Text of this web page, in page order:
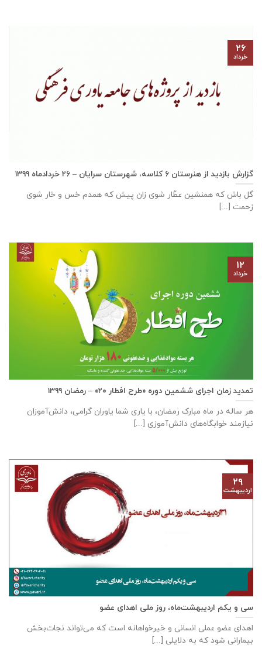
گزارش بازديد از هنرستان ٦ كلاسه، شهرستان سرايان – ۲۶ خرداد‌ماه ۱۳۹۹
گل باش که همنشین عطّار شوی زان پیش که همدم خس و خار شوی
زحمت [...]
۲۶
خرداد
تمدید زمان اجرای ششمین دوره «طرح افطار ۲۰» – رمضان ۱۳۹۹
هر ساله در ماه مبارک رمضان، با یاری شما یاوران گرامی، دانش‌آموزان
نیازمند خوابگاه‌های دانش‌آموزی [...]
۱۲
خرداد
سی و یکم اردیبهشت‌ماه، روز ملی اهدای عضو
اهدای عضو عملی انسانی و خیرخواهانه است که می‌تواند نجات‌بخش
بیمارانی شود که به دلایلی [...]
۲۹
اردیبهشت